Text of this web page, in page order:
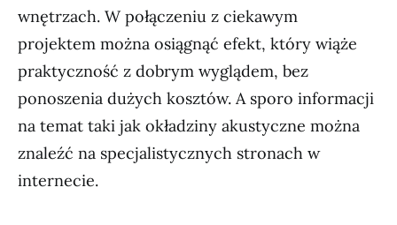
wnętrzach. W połączeniu z ciekawym
projektem można osiągnąć efekt, który wiąże
praktyczność z dobrym wyglądem, bez
ponoszenia dużych kosztów. A sporo informacji
na temat taki jak okładziny akustyczne można
znaleźć na specjalistycznych stronach w
internecie.